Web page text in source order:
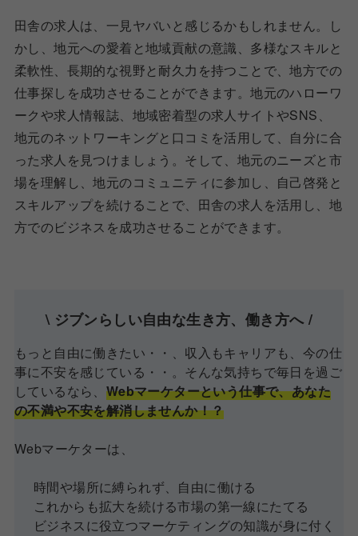
田舎の求人は、一見ヤバいと感じるかもしれません。し
かし、地元への愛着と地域貢献の意識、多様なスキルと
柔軟性、長期的な視野と耐久力を持つことで、地方での
仕事探しを成功させることができます。地元のハローワ
ークや求人情報誌、地域密着型の求人サイトやSNS、
地元のネットワーキングと口コミを活用して、自分に合
った求人を見つけましょう。そして、地元のニーズと市
場を理解し、地元のコミュニティに参加し、自己啓発と
スキルアップを続けることで、田舎の求人を活用し、地
方でのビジネスを成功させることができます。
\ ジブンらしい自由な生き方、働き方へ /
もっと自由に働きたい・・、収入もキャリアも、今の仕
事に不安を感じている・・。そんな気持ちで毎日を過ご
しているなら、 Webマーケターという仕事で、あなた
の不満や不安を解消しませんか！？
Webマーケターは、
時間や場所に縛られず、自由に働ける
これからも拡大を続ける市場の第一線にたてる
ビジネスに役立つマーケティングの知識が身に付く